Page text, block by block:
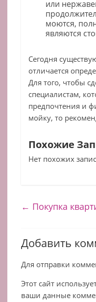
или
моются,
являются
Сегодня
отличается
Для того, чтобы
специалистам,
предпочтения и
мойку, то
Похожие
Нет похожих
← Покупка
Добавить
Для отправки
Этот сайт
ваши данные